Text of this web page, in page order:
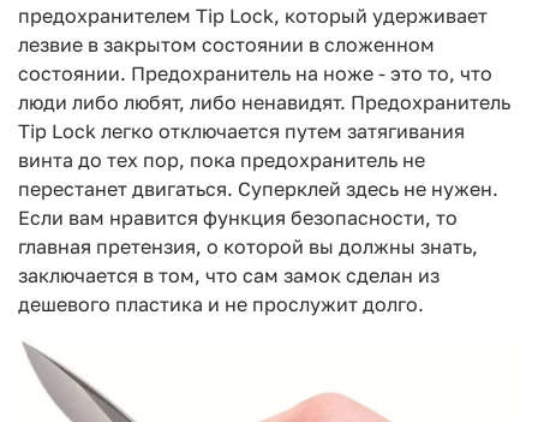
предохранителем Tip Lock, который удерживает
лезвие в закрытом состоянии в сложенном
состоянии. Предохранитель на ноже - это то, что
люди либо любят, либо ненавидят. Предохранитель
Tip Lock легко отключается путем затягивания
винта до тех пор, пока предохранитель не
перестанет двигаться. Суперклей здесь не нужен.
Если вам нравится функция безопасности, то
главная претензия, о которой вы должны знать,
заключается в том, что сам замок сделан из
дешевого пластика и не прослужит долго.